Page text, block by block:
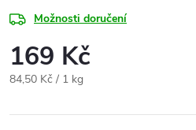
Možnosti doručení
169 Kč
Měrná
84,50 Kč / 1 kg